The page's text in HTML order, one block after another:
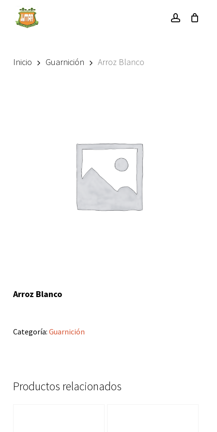
main
account
Inicio Guarnición Arroz Blanco
Arroz Blanco
Categoría: Guarnición
Productos relacionados